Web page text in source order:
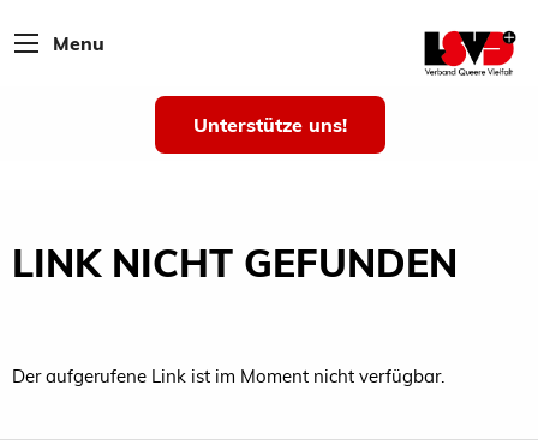
Menu
Unterstütze uns!
LINK NICHT GEFUNDEN
Der aufgerufene Link ist im Moment nicht verfügbar.